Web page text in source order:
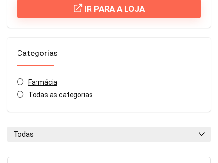
IR PARA A LOJA
Categorias
Farmácia
Todas as categorias
Todas